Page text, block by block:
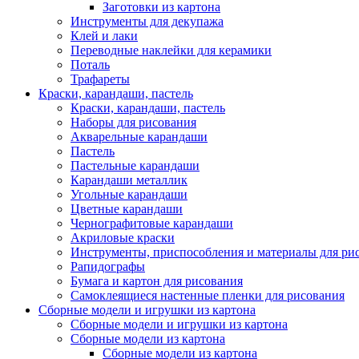
Заготовки из картона
Инструменты для декупажа
Клей и лаки
Переводные наклейки для керамики
Поталь
Трафареты
Краски, карандаши, пастель
Краски, карандаши, пастель
Наборы для рисования
Акварельные карандаши
Пастель
Пастельные карандаши
Карандаши металлик
Угольные карандаши
Цветные карандаши
Чернографитовые карандаши
Акриловые краски
Инструменты, приспособления и материалы для
Рапидографы
Бумага и картон для рисования
Самоклеящиеся настенные пленки для рисования
Сборные модели и игрушки из картона
Сборные модели и игрушки из картона
Сборные модели из картона
Сборные модели из картона